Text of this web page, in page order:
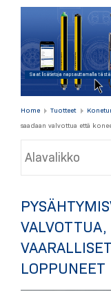
Saat lisätietoja napsauttamalla
Home Tuotteet
saadaan valvottua että
Alavalikko
LOPPUNEET